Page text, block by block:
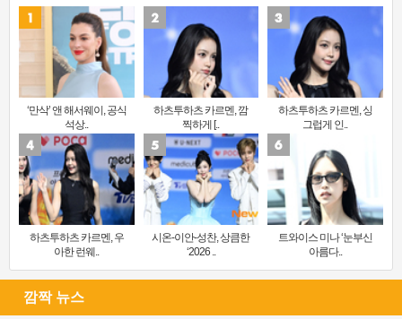
‘만삭’ 앤 해서웨이, 공식
석상..
하츠투하츠 카르멘, 깜
찍하게 [..
하츠투하츠 카르멘, 싱
그럽게 인..
하츠투하츠 카르멘, 우
아한 런웨..
시온-이안-성찬, 상큼한
‘2026 ..
트와이스 미나 ‘눈부신
아름다..
깜짝 뉴스